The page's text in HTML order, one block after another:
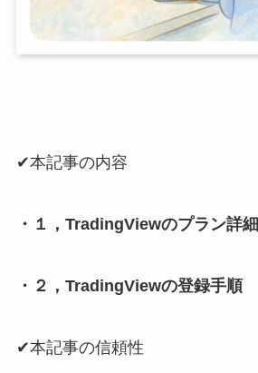
✔︎本記事の内容
・１，TradingViewのプラン詳細
・２，TradingViewの登録手順
✔︎本記事の信頼性